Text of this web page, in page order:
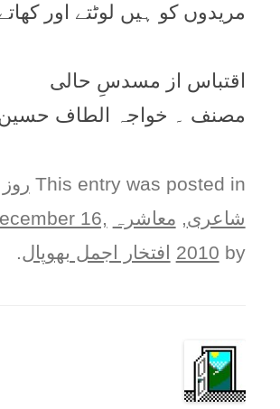
مریدوں کو ہیں لوٹتے اور
اقتباس از مسدسِ حالی
مصنف ۔ خواجہ الطاف
This entry was posted in
شاعری, معاشرہ
16,
2010 by افتخار اجمل بھوپال.